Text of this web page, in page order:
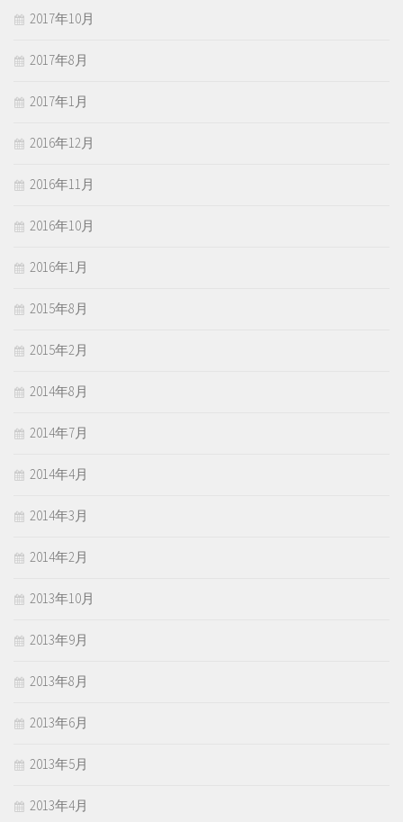
2017年10月
2017年8月
2017年1月
2016年12月
2016年11月
2016年10月
2016年1月
2015年8月
2015年2月
2014年8月
2014年7月
2014年4月
2014年3月
2014年2月
2013年10月
2013年9月
2013年8月
2013年6月
2013年5月
2013年4月